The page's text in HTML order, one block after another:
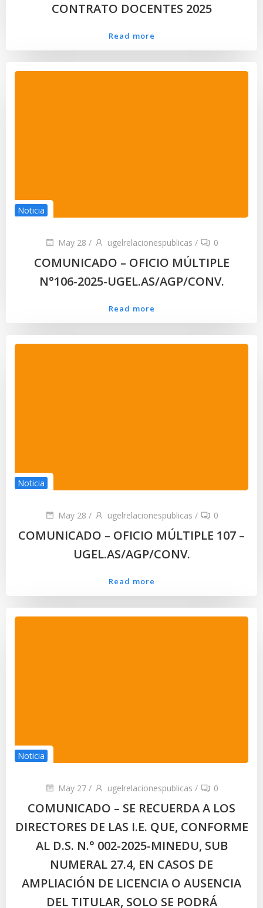
CONTRATO DOCENTES 2025
Read more
Noticia
May 28 / ugelrelacionespublicas / 0
COMUNICADO – OFICIO MÚLTIPLE
N°106-2025-UGEL.AS/AGP/CONV.
Read more
Noticia
May 28 / ugelrelacionespublicas / 0
COMUNICADO – OFICIO MÚLTIPLE 107 –
UGEL.AS/AGP/CONV.
Read more
Noticia
May 27 / ugelrelacionespublicas / 0
COMUNICADO – SE RECUERDA A LOS
DIRECTORES DE LAS I.E. QUE, CONFORME
AL D.S. N.° 002-2025-MINEDU, SUB
NUMERAL 27.4, EN CASOS DE
AMPLIACIÓN DE LICENCIA O AUSENCIA
DEL TITULAR, SOLO SE PODRÁ